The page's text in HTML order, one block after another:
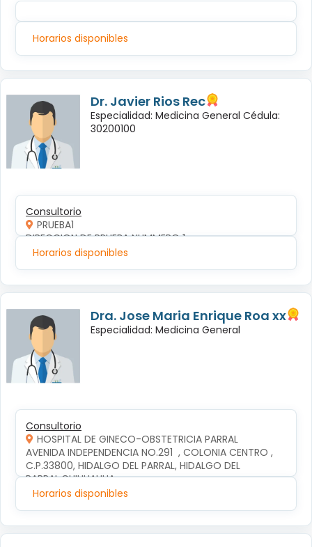
Horarios disponibles
Dr. Javier Rios Rec
Especialidad: Medicina General Cédula:
30200100
Consultorio
PRUEBA1
DIRECCION DE PRUEBA NUMMERO 1
Horarios disponibles
Dra. Jose Maria Enrique Roa xx
Especialidad: Medicina General
Consultorio
HOSPITAL DE GINECO-OBSTETRICIA PARRAL
AVENIDA INDEPENDENCIA NO.291  , COLONIA CENTRO ,
C.P.33800, HIDALGO DEL PARRAL, HIDALGO DEL
PARRAL,CHIHUAHUA
Horarios disponibles